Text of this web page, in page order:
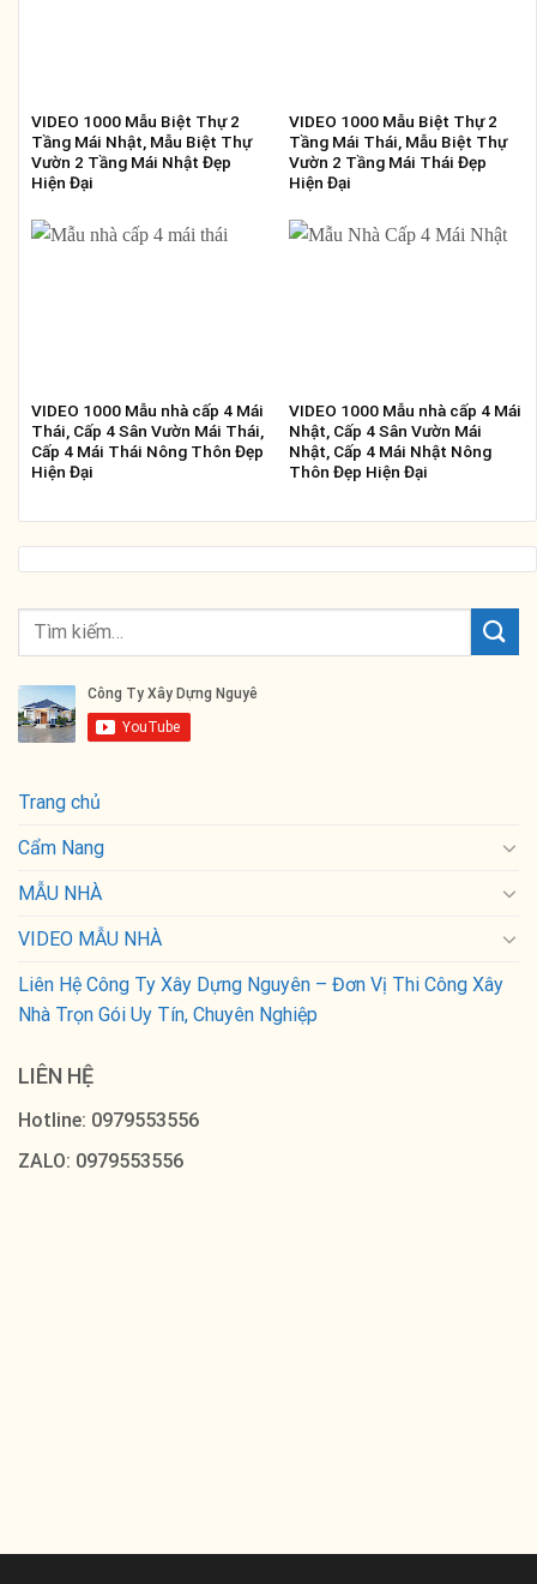
VIDEO 1000 Mẫu Biệt Thự 2
Tầng Mái Nhật, Mẫu Biệt Thự
Vườn 2 Tầng Mái Nhật Đẹp
Hiện Đại
VIDEO 1000 Mẫu Biệt Thự 2
Tầng Mái Thái, Mẫu Biệt Thự
Vườn 2 Tầng Mái Thái Đẹp
Hiện Đại
VIDEO 1000 Mẫu nhà cấp 4 Mái
Thái, Cấp 4 Sân Vườn Mái Thái,
Cấp 4 Mái Thái Nông Thôn Đẹp
Hiện Đại
VIDEO 1000 Mẫu nhà cấp 4 Mái
Nhật, Cấp 4 Sân Vườn Mái
Nhật, Cấp 4 Mái Nhật Nông
Thôn Đẹp Hiện Đại
Trang chủ
Cẩm Nang
MẪU NHÀ
VIDEO MẪU NHÀ
Liên Hệ Công Ty Xây Dựng Nguyên – Đơn Vị Thi Công Xây
Nhà Trọn Gói Uy Tín, Chuyên Nghiệp
LIÊN HỆ
Hotline: 0979553556
ZALO: 0979553556